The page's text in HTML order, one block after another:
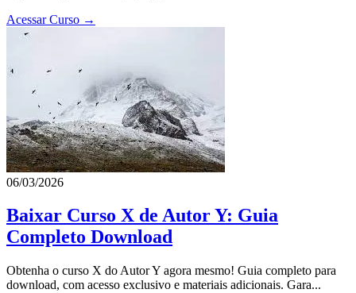
Acessar Curso →
06/03/2026
Baixar Curso X de Autor Y: Guia
Completo Download
Obtenha o curso X do Autor Y agora mesmo! Guia completo para
download, com acesso exclusivo e materiais adicionais. Gara...